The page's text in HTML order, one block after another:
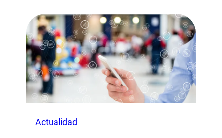
Actualidad